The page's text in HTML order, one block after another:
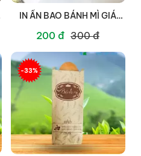
IN ẤN BAO BÁNH MÌ GIÁ
200 đ 300 đ
-33%